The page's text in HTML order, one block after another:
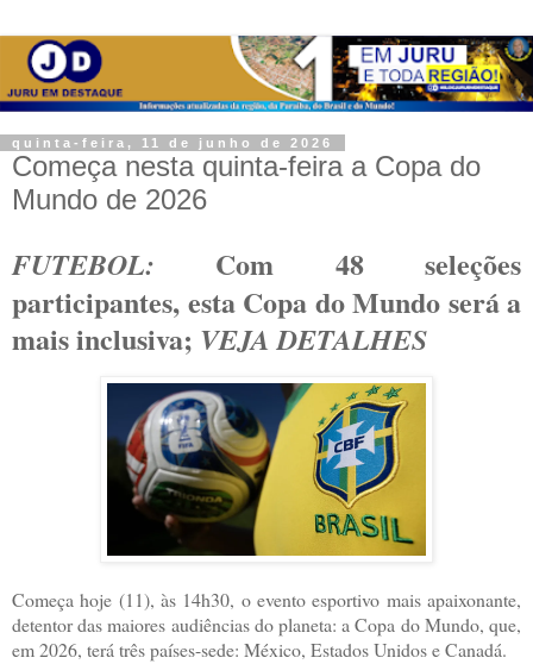
quinta-feira, 11 de junho de 2026
Começa nesta quinta-feira a Copa do
Mundo de 2026
FUTEBOL: Com 48 seleções
participantes, esta Copa do Mundo será a
mais inclusiva; VEJA DETALHES
Começa hoje (11), às 14h30, o evento esportivo mais apaixonante,
detentor das maiores audiências do planeta: a Copa do Mundo, que,
em 2026, terá três países-sede: México, Estados Unidos e Canadá.